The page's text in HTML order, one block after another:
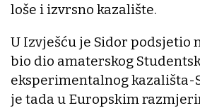
loše i izvrsno kazalište.
U Izvješću je Sidor podsjetio
bio dio amaterskog
eksperimentalnog kazališta-
je tada u Europskim